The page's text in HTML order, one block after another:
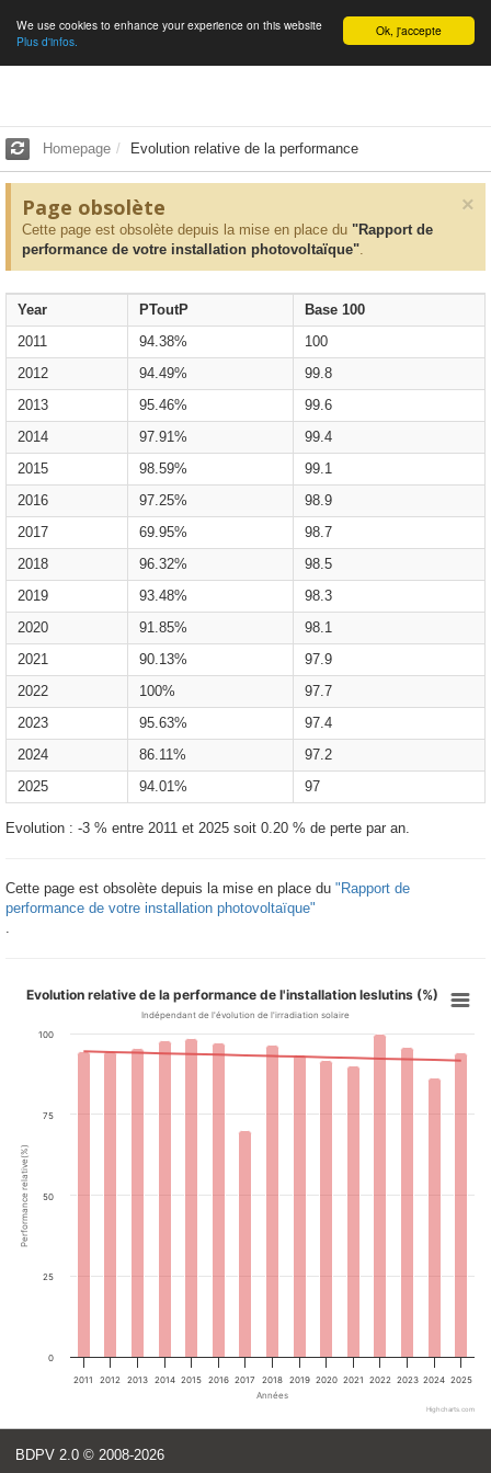
English Ok, j'accepte
We use cookies to enhance your experience on this website
Plus d'infos.
Homepage Evolution relative de la performance
×
Page obsolète
Cette page est obsolète depuis la mise en place du "Rapport de
performance de votre installation photovoltaïque".
Year PToutP
Base 100
2011
94.38%
100
2012
94.49%
99.8
2013
95.46%
99.6
2014
97.91%
99.4
2015
98.59%
99.1
2016
97.25%
98.9
2017
69.95%
98.7
2018
96.32%
98.5
2019
93.48%
98.3
2020
91.85%
98.1
2021
90.13%
97.9
2022
100%
97.7
2023
95.63%
97.4
2024
86.11%
97.2
2025
94.01% 97
Evolution : -3 % entre 2011 et 2025 soit 0.20 % de perte par an.
Cette page est obsolète depuis la mise en place du "Rapport de
performance de votre installation photovoltaïque"
Années
Performance relative(%)
Evolution relative de la performance de l'installation leslutins (%)
Indépendant de l'évolution de l'irradiation solaire
2011 2012 2013 2014 2015 2016 2017 2018 2019 2020 2021 2022 2023 2024 2025
0
25
50
75
100
Highcharts.com
BDPV 2.0 © 2008-2026